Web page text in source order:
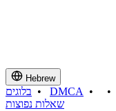
Hebrew
בלוגים • DMCA •
•
שאלות נפוצות